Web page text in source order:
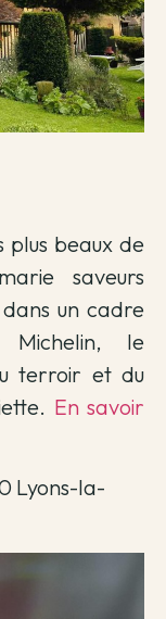
plus beaux de
saveurs
un cadre
le
terroir et du
En savoir
Lyons-la-